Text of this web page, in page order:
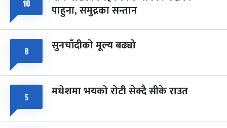
चैत्र ८, २०८३-Mar 22, 2027
१० पाहुना, समुद्रका सन्तान
८ सुनचाँदीको मूल्य बढ्यो
५ मधेशमा भयको रोटी सेक्दै सीके राउत